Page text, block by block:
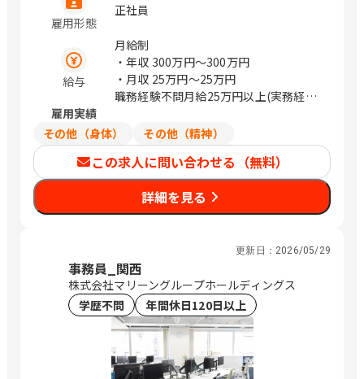
古川市東神吉町出河原862 イオンタウン
13 岡山県倉敷市笹沖398-1 広島県福山
市王子町2-13-1 山口県防府市佐波2-6-
17 香川県高松市田村507-1 愛媛県新居
浜市菊本町1-1-30 愛媛県伊予郡松前町
1095-1 福岡県京都郡みやこ町勝山黒田
1650-1 福岡県春日市春日4丁目86 福岡
県福岡市早良区有田6-26-3 佐賀県佐賀
市高木瀬町長瀬718-1 長崎県佐世保市千
尽町11-1 長崎県長崎市城栄町8-6 熊本
県菊池郡菊陽町津久礼158-12 熊本県熊
1-1 沖縄県島尻郡南風原町兼城605-3 沖
縄県沖縄市美原1-22-1 / 草津、道場南
口、加古川、備前西市、浦田、福山、防
府、三条、新居浜、岡田、小篭通、大野
城、次郎丸、佐賀、佐世保、平和公園、
光の森、南熊本、牧、首里、てだこ浦西
雇用形態
正社員
給与
月給制
・年収 300万円〜300万円
・月収 25万円〜25万円
職務経験不問月給25万円以上(実務経験
雇用実績
その他（身体）
その他（精神）
この求人に問い合わせる（無料）
詳細を見る
更新日： 2026/05/29
事務員_関西
株式会社マリーングループホールディングス
学歴不問
年間休日120日以上